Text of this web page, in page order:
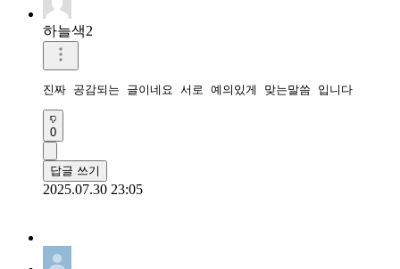
하늘색2
진짜 공감되는 글이네요 서로 예의있게 맞는말씀 입니다
0
답글 쓰기
2025.07.30 23:05